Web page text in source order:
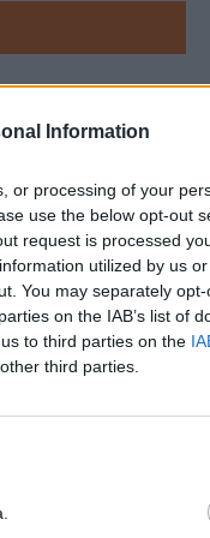
Information
or processing of your
use the below opt-out
request is processed
utilized by us
You may separately
on the IAB’s list of
to third parties on the
third parties.
–
jest